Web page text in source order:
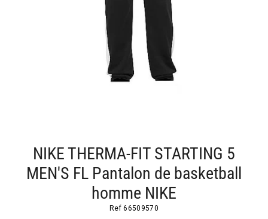
CLUBS ET COLLECTIVITÉS
NIKE THERMA-FIT STARTING 5
MEN'S FL Pantalon de basketball
homme NIKE
Ref66509570